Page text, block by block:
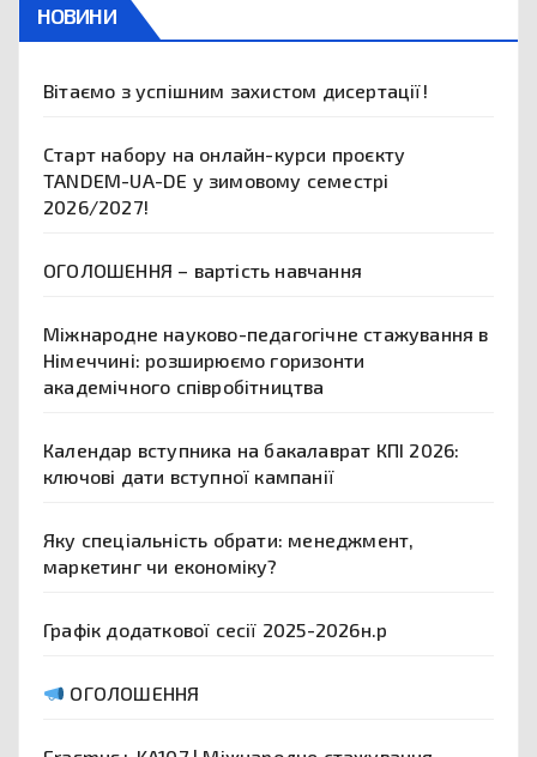
НОВИНИ
Вітаємо з успішним захистом дисертації!
Старт набору на онлайн-курси проєкту
TANDEM-UA-DE у зимовому семестрі
2026/2027!
ОГОЛОШЕННЯ – вартість навчання
Міжнародне науково-педагогічне стажування в
Німеччині: розширюємо горизонти
академічного співробітництва
Календар вступника на бакалаврат КПІ 2026:
ключові дати вступної кампанії
Яку спеціальність обрати: менеджмент,
маркетинг чи економіку?
Графік додаткової сесії 2025-2026н.р
ОГОЛОШЕННЯ